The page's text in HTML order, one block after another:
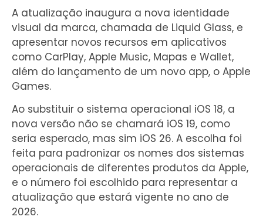
A atualização inaugura a nova identidade
visual da marca, chamada de Liquid Glass, e
apresentar novos recursos em aplicativos
como CarPlay, Apple Music, Mapas e Wallet,
além do lançamento de um novo app, o Apple
Games.
Ao substituir o sistema operacional iOS 18, a
nova versão não se chamará iOS 19, como
seria esperado, mas sim iOS 26. A escolha foi
feita para padronizar os nomes dos sistemas
operacionais de diferentes produtos da Apple,
e o número foi escolhido para representar a
atualização que estará vigente no ano de
2026.